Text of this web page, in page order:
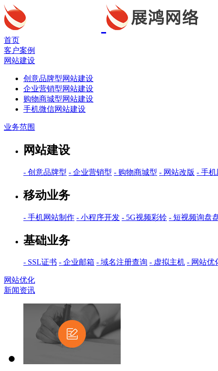
首页
客户案例
网站建设
创意品牌型网站建设
企业营销型网站建设
购物商城型网站建设
手机微信网站建设
业务范围
网站建设
- 创意品牌型 - 企业营销型 - 购物商城型 - 网站改版 - 手
移动业务
- 手机网站制作 - 小程序开发 - 5G视频彩铃 - 短视频询盘
基础业务
- SSL证书 - 企业邮箱 - 域名注册查询 - 虚拟主机 - 网站优
网站优化
新闻资讯